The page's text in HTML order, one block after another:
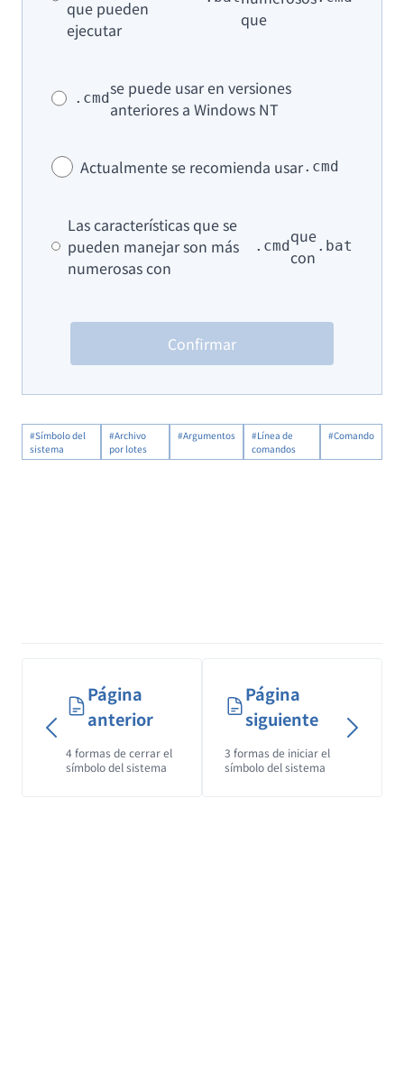
que pueden
ejecutar
que
.cmdse puede usar en versiones
anteriores a Windows NT
Actualmente se recomienda usar.cmd
Las características que se
pueden manejar son más
numerosas con
.cmdque
con
.bat
Confirmar
#Símbolo del
sistema
#Archivo
por lotes
#Argumentos
#Línea de
comandos
#Comando
Página
anterior
4 formas de cerrar el
símbolo del sistema
Página
siguiente
3 formas de iniciar el
símbolo del sistema